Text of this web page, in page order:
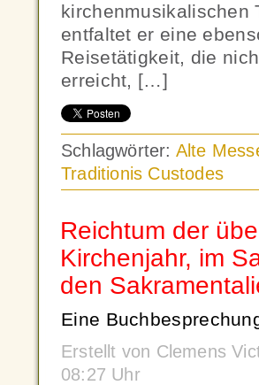
kirchenmusikalischen
entfaltet er eine
Reisetätigkeit, die
erreicht, […]
Schlagwörter: Alte
Traditionis Custodes
Reichtum der
Kirchenjahr, im
den
Eine
Erstellt von Clemens
08:27 Uhr